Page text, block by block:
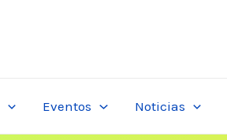
Eventos Noticias